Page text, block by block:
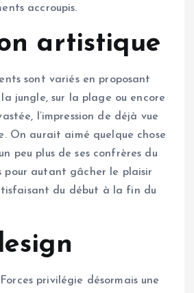
accroupis.
artistique
sont variés en proposant
jungle, sur la plage ou encore
l’impression de déjà vue
On aurait aimé quelque chose
peu plus de ses confrères du
pour autant gâcher le plaisir
du début à la fin du
privilégie désormais une